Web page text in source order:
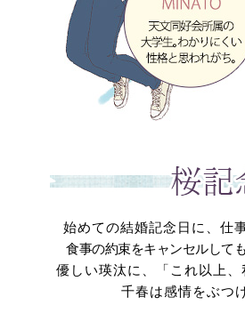
始めての結婚記念日に、仕
食事の約束をキャンセルして
優しい瑛汰に、「これ以上、
千春は感情をぶ